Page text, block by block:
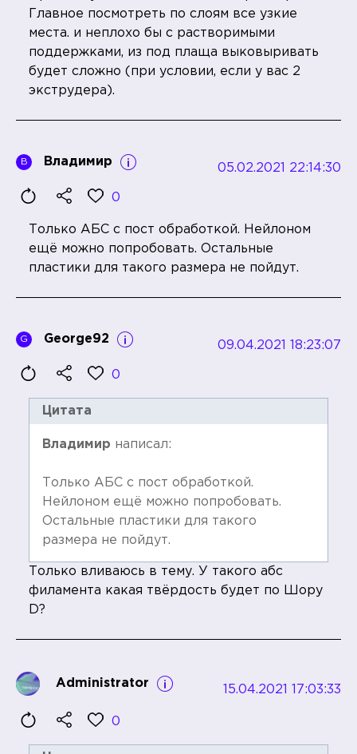
Главное посмотреть по слоям все узкие
места. и неплохо бы с растворимыми
поддержками, из под плаща выковыривать
будет сложно (при условии, если у вас 2
экструдера).
В Владимир 05.02.2021 22:14:30
0
Только АБС с пост обработкой. Нейлоном
ещё можно попробовать. Остальные
пластики для такого размера не пойдут.
G George92 09.04.2021 18:23:07
0
Цитата
Владимир написал:
Только АБС с пост обработкой.
Нейлоном ещё можно попробовать.
Остальные пластики для такого
размера не пойдут.
Только вливаюсь в тему. У такого абс
филамента какая твёрдость будет по Шору
D?
Administrator 15.04.2021 17:03:33
0